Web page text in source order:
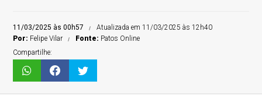
11/03/2025 às 00h57
Atualizada em 11/03/2025 às 12h40
Por: Felipe Vilar Fonte: Patos Online
Compartilhe: